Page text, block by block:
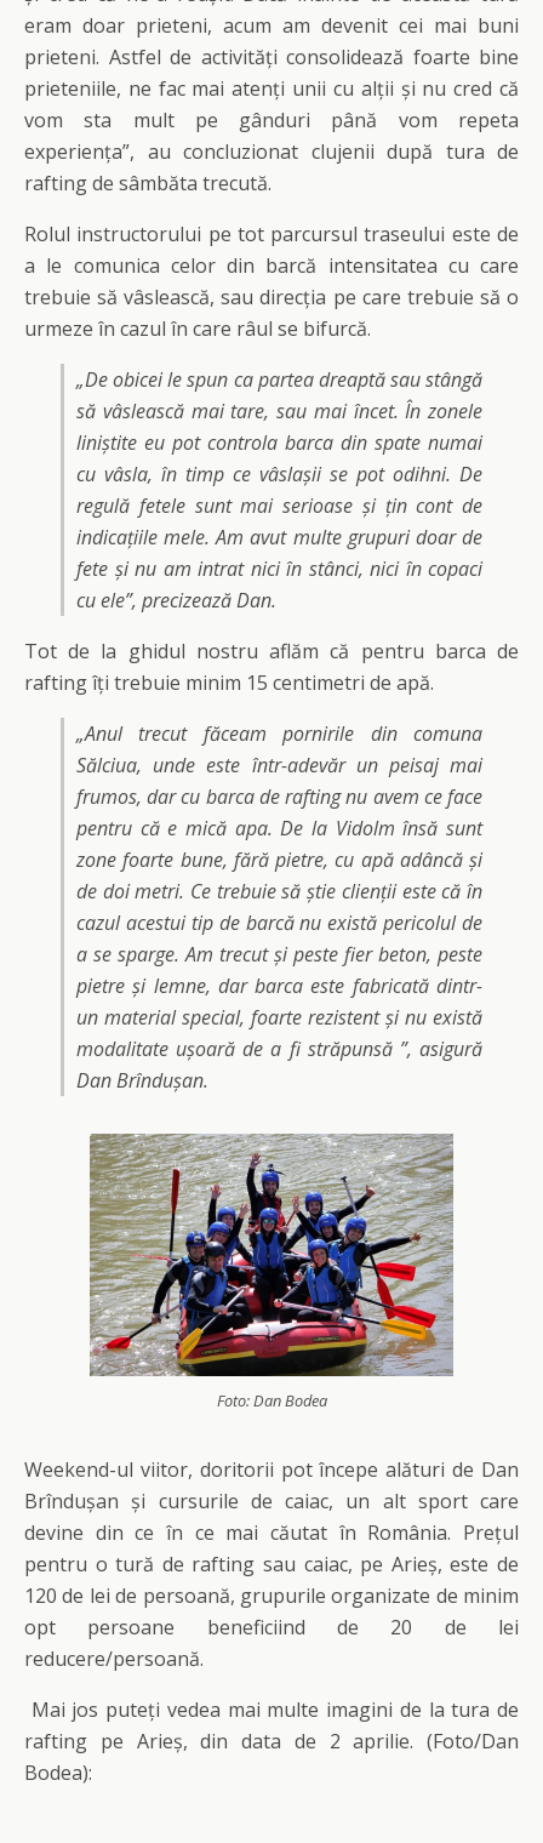
eram doar prieteni, acum am devenit cei mai buni
prieteni. Astfel de activități consolidează foarte bine
prieteniile, ne fac mai atenți unii cu alții și nu cred că
vom sta mult pe gânduri până vom repeta
experiența”, au concluzionat clujenii după tura de
rafting de sâmbăta trecută.
Rolul instructorului pe tot parcursul traseului este de
a le comunica celor din barcă intensitatea cu care
trebuie să vâslească, sau direcția pe care trebuie să o
urmeze în cazul în care râul se bifurcă.
„De obicei le spun ca partea dreaptă sau stângă
să vâslească mai tare, sau mai încet. În zonele
liniștite eu pot controla barca din spate numai
cu vâsla, în timp ce vâslașii se pot odihni. De
regulă fetele sunt mai serioase și țin cont de
indicațiile mele. Am avut multe grupuri doar de
fete și nu am intrat nici în stânci, nici în copaci
cu ele”, precizează Dan.
Tot de la ghidul nostru aflăm că pentru barca de
rafting îți trebuie minim 15 centimetri de apă.
„Anul trecut făceam pornirile din comuna
Sălciua, unde este într-adevăr un peisaj mai
frumos, dar cu barca de rafting nu avem ce face
pentru că e mică apa. De la Vidolm însă sunt
zone foarte bune, fără pietre, cu apă adâncă și
de doi metri. Ce trebuie să știe clienții este că în
cazul acestui tip de barcă nu există pericolul de
a se sparge. Am trecut și peste fier beton, peste
pietre și lemne, dar barca este fabricată dintr-
un material special, foarte rezistent și nu există
modalitate ușoară de a fi străpunsă”, asigură
Dan Brîndușan.
Foto: Dan Bodea
Weekend-ul viitor, doritorii pot începe alături de Dan
Brîndușan și cursurile de caiac, un alt sport care
devine din ce în ce mai căutat în România. Prețul
pentru o tură de rafting sau caiac, pe Arieș, este de
120 de lei de persoană, grupurile organizate de minim
opt persoane beneficiind de 20 de lei
reducere/persoană.
Mai jos puteți vedea mai multe imagini de la tura de
rafting pe Arieș, din data de 2 aprilie. (Foto/Dan
Bodea):